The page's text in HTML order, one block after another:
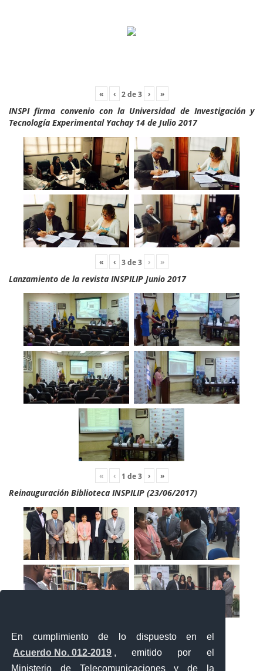
En cumplimiento de lo dispuesto en el
Acuerdo No. 012-2019 , emitido por el
Ministerio de Telecomunicaciones y de la
« ‹ 2de3 › »
INSPI firma convenio con la Universidad de Investigación y
Tecnología Experimental Yachay 14 de Julio 2017
« ‹ 3de3 › »
Lanzamiento de la revista INSPILIP Junio 2017
« ‹ 1 de3 › »
Reinauguración Biblioteca INSPILIP (23/06/2017)